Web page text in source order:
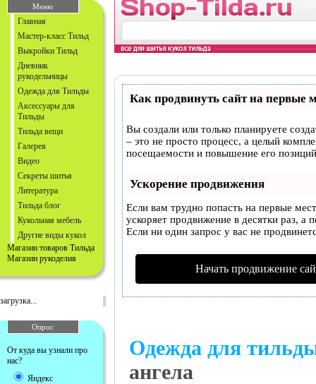
Меню
Главная
Мастер-класс Тильд
Выкройки Тильд
Дневник
рукодельницы
Одежда для Тильды
Аксессуары для
Тильды
Тильда вещи
Галерея
Видео
Секреты шитья
Литература
Тильда блог
Кукольная мебель
Другие виды кукол
Магазин товаров Тильда
Магазин рукоделия
загрузка...
Опрос
От куда вы узнали про
нас?
Яндекс
Как продвинуть сайт на первые
Вы создали или только планируете
– это не просто процесс, а целый
посещаемости и повышение его
Ускорение продвижения
Если вам трудно попасть на первые
ускоряет продвижение в десятки раз, а
Если ни один запрос у вас не
Начать продвижение
Одежда для
ангела